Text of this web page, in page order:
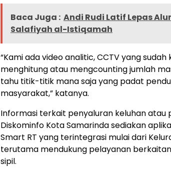
Baca Juga : Andi Rudi Latif Lepas
Salafiyah al-Istiqamah
“Kami ada video analitic, CCTV yang
menghitung atau mengcounting jumlah
tahu titik-titik mana saja yang padat
masyarakat,” katanya.
Informasi terkait penyaluran keluhan atau
Diskominfo Kota Samarinda sediakan
Smart RT yang terintegrasi mulai dari
terutama mendukung pelayanan
sipil.